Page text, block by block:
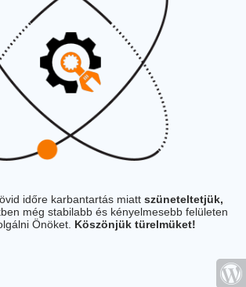
időre karbantartás miatt szüneteltetjük,
még stabilabb és kényelmesebb felületen
Önöket. Köszönjük türelmüket!